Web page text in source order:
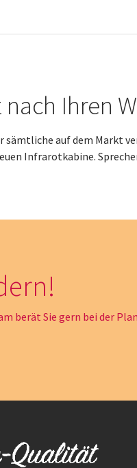
Ihren
sämtliche auf dem Markt
Infrarotkabine.
berät Sie gern bei der